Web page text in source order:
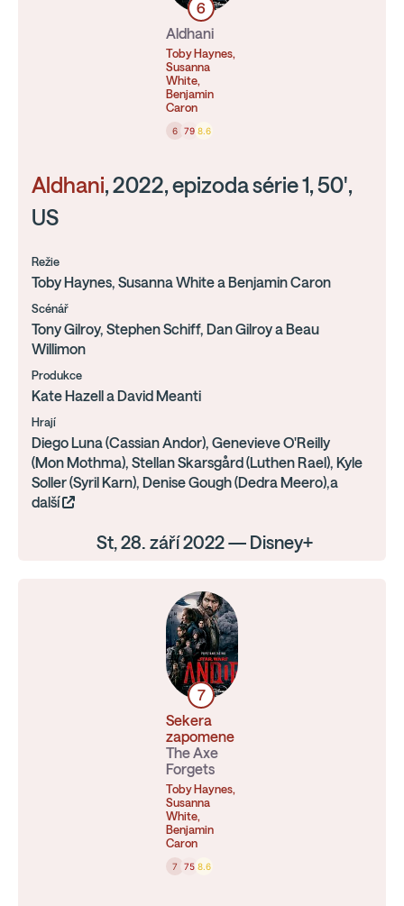
6
Aldhani
Toby Haynes,
Susanna
White,
Benjamin
Caron
6 79 8.6
Aldhani, 2022, epizoda série 1, 50',
US
Režie
Toby Haynes, Susanna White a Benjamin Caron
Scénář
Tony Gilroy, Stephen Schiff, Dan Gilroy a Beau
Willimon
Produkce
Kate Hazell a David Meanti
Hrají
Diego Luna (Cassian Andor), Genevieve O'Reilly
(Mon Mothma), Stellan Skarsgård (Luthen Rael), Kyle
Soller (Syril Karn), Denise Gough (Dedra Meero),a
další
St, 28. září 2022 — Disney+
7
Sekera
zapomene
The Axe
Forgets
Toby Haynes,
Susanna
White,
Benjamin
Caron
7 75 8.6